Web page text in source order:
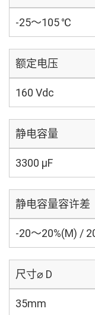
-25～105 ℃
额定电压
160 Vdc
静电容量
3300 µF
静电容量容许差
-20～20%(M) /
尺寸⌀ D
35mm